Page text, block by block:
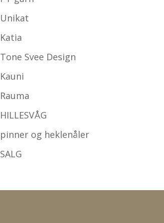
Unikat
Katia
Tone Svee Design
Kauni
Rauma
HILLESVÅG
pinner og heklenåler
SALG